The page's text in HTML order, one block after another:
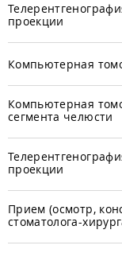
проекции
Компьютерная
Компьютерная
сегмента челюсти
проекции
Прием (осмотр,
стоматолога-